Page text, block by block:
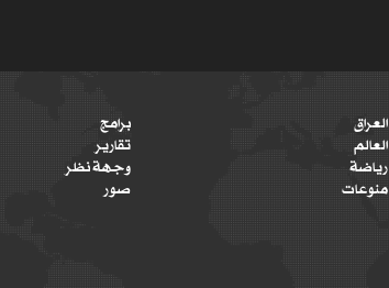
العراق
العالم
رياضة
منوعات
برامج
تقارير
وجهة نظر
صور